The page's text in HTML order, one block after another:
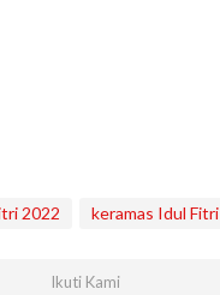
2022 keramas Idul Fitri
Ikuti Kami